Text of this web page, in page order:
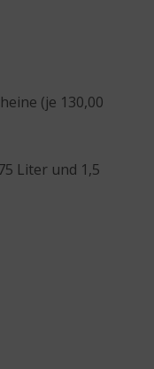
(je 130,00
Liter und 1,5